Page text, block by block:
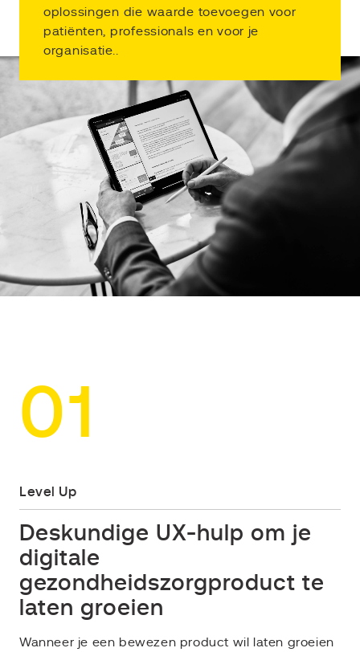
oplossingen die waarde toevoegen voor
patiënten, professionals en voor je
organisatie..
01
Level Up
Deskundige UX-hulp om je
digitale
gezondheidszorgproduct te
laten groeien
Wanneer je een bewezen product wil laten groeien